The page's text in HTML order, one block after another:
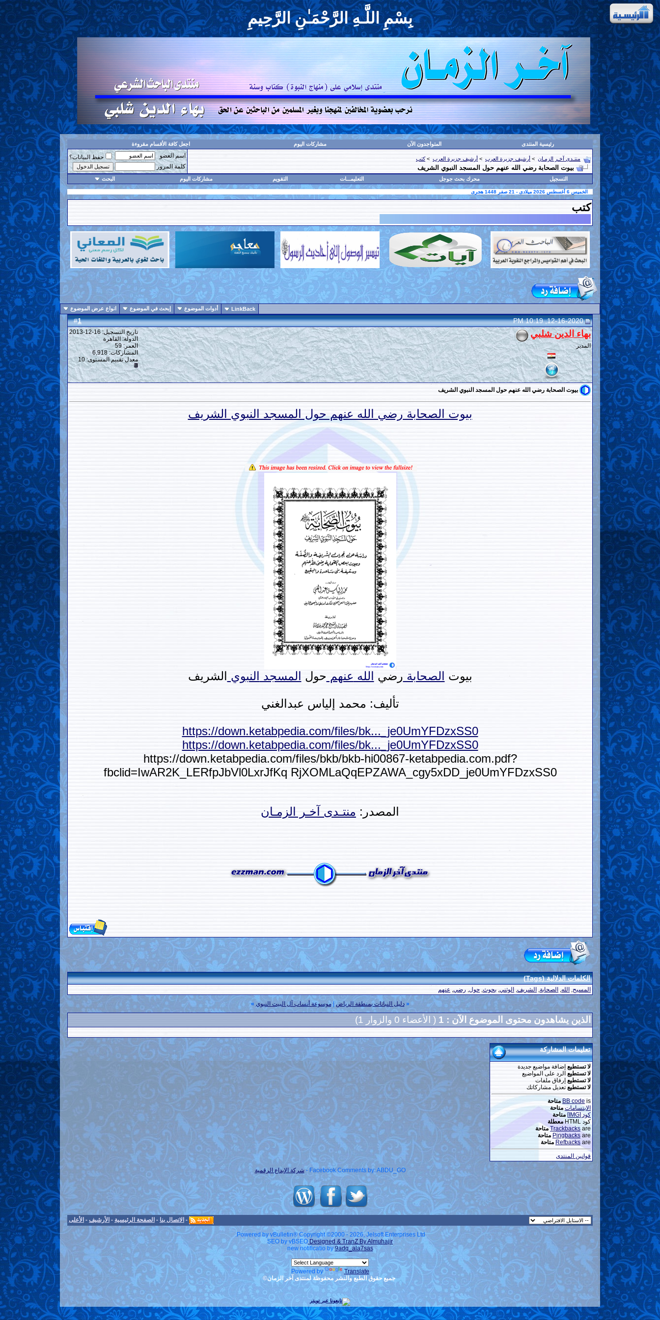
بِسْمِ اللَّـهِ الرَّحْمَـٰنِ الرَّحِيمِ
رئيسية المنتدى المتواجدون الآن مشاركات اليوم اجعل كافة الأقسام مقروءة
منتـدى آخـر الزمـان > أرشيف جزيرة العرب > أرشيف جزيرة العرب >كتب
بيوت الصحابة رضي الله عنهم حول المسجد النبوي الشريف
اسم العضو
حفظ البيانات؟
كلمة المرور
التسجيل محرك بحث جوجل التعليمـــات التقويم مشاركات اليوم البحث
الخميس 6 أغسطس 2026 ميلادى - 21 صفر 1448 هجرى
كتب
LinkBack أدوات الموضوع إبحث في الموضوع انواع عرض الموضوع
#
1 12-16-2020, 10:19 PM
بهاء الدين شلبي
المدير
تاريخ التسجيل: 16-12-2013
الدولة: القاهرة
العمر: 59
المشاركات: 6,918
معدل تقييم المستوى: 10
بيوت الصحابة رضي الله عنهم حول المسجد النبوي الشريف
بيوت الصحابة رضي الله عنهم حول المسجد النبوي الشريف
بيوت الصحابة رضي الله عنهم حول المسجد النبوي الشريف
تأليف: محمد إلياس عبدالغني
https://down.ketabpedia.com/files/bk..._je0UmYFDzxSS0
https://down.ketabpedia.com/files/bk..._je0UmYFDzxSS0
https://down.ketabpedia.com/files/bkb/bkb-hi00867-ketabpedia.com.pdf?
fbclid=IwAR2K_LERfpJbVl0LxrJfKq RjXOMLaQqEPZAWA_cgy5xDD_je0UmYFDzxSS0
المصدر: منتـدى آخـر الزمـان
الكلمات الدلالية (Tags)
المسيح, الله, الصحابة, الشريف, الوثني, بحوث, حول, رضي, عنهم
« دليل النباتات بمنطقة الرياض |موسوعة أنساب آل البيت النبوي »
الذين يشاهدون محتوى الموضوع الآن : 1 ( الأعضاء 0 والزوار 1)
تعليمات المشاركة
لا تستطيع إضافة مواضيع جديدة
لا تستطيع الرد على المواضيع
لا تستطيع إرفاق ملفات
لا تستطيع تعديل مشاركاتك
BB code is
متاحة
الابتسامات متاحة
كود [IMG]
متاحة
كود HTML
معطلة
Trackbacks are
متاحة
Pingbacks are
متاحة
Refbacks are
متاحة
قوانين المنتدى
Facebook Comments by: ABDU_GO - شركة الإبداع الرقمية
- الاتصال بنا - الصفحة الرئيسية - الأرشيف - الأعلى
Powered by vBulletin® Copyright ©2000 - 2026, Jelsoft Enterprises Ltd.
SEO by vBSEODesigned & TranZ By Almuhajir
new notificatio by9adq_ala7sas
Powered by
Translate
جميع حقوق الطبع والنشر محفوظة لمنتدى آخر الزمان©